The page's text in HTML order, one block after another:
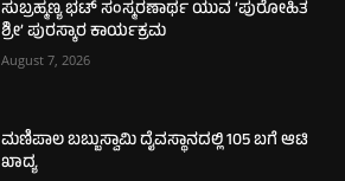
ಸುಬ್ರಹ್ಮಣ್ಯ ಭಟ್ ಸಂಸ್ಮರಣಾರ್ಥ ಯುವ ‘ಪುರೋಹಿತ
ಶ್ರೀ’ ಪುರಸ್ಕಾರ ಕಾರ್ಯಕ್ರಮ
August 7, 2026
ಮಣಿಪಾಲ ಬಬ್ಬುಸ್ವಾಮಿ ದೈವಸ್ಥಾನದಲ್ಲಿ 105 ಬಗೆ ಆಟಿ
ಖಾದ್ಯ